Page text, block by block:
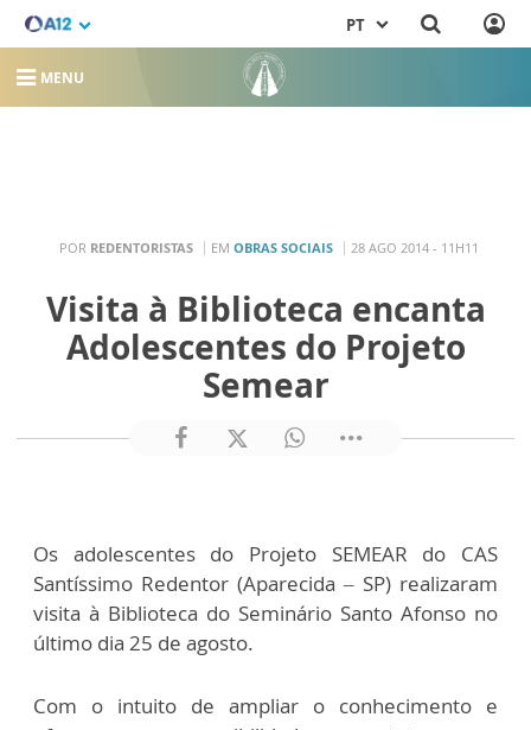
PT
MENU
POR REDENTORISTAS EM OBRAS SOCIAIS 28 AGO 2014 - 11H11
Visita à Biblioteca encanta
Adolescentes do Projeto
Semear
Os adolescentes do Projeto SEMEAR do CAS
Santíssimo Redentor (Aparecida – SP) realizaram
visita à Biblioteca do Seminário Santo Afonso no
último dia 25 de agosto.
Com o intuito de ampliar o conhecimento e